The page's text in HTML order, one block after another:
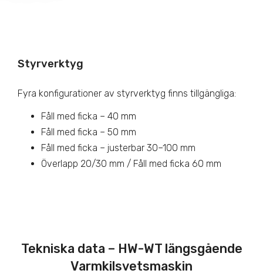
Styrverktyg
Fyra konfigurationer av styrverktyg finns tillgängliga:
Fåll med ficka – 40 mm
Fåll med ficka – 50 mm
Fåll med ficka – justerbar 30–100 mm
Överlapp 20/30 mm / Fåll med ficka 60 mm
Tekniska data – HW-WT längsgående
Varmkilsvetsmaskin